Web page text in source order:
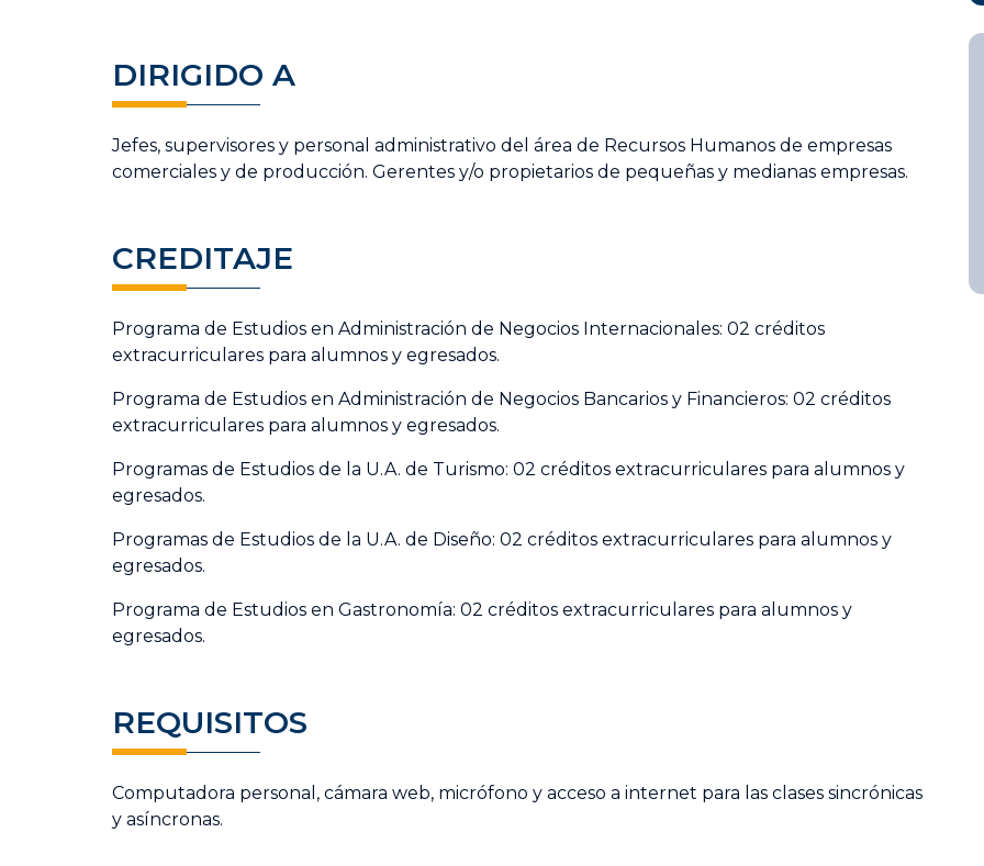
DIRIGIDO A
Jefes, supervisores y personal administrativo del área de Recursos Humanos de empresas
comerciales y de producción. Gerentes y/o propietarios de pequeñas y medianas empresas.
CREDITAJE
Programa de Estudios en Administración de Negocios Internacionales: 02 créditos
extracurriculares para alumnos y egresados.
Programa de Estudios en Administración de Negocios Bancarios y Financieros: 02 créditos
extracurriculares para alumnos y egresados.
Programas de Estudios de la U.A. de Turismo: 02 créditos extracurriculares para alumnos y
egresados.
Programas de Estudios de la U.A. de Diseño: 02 créditos extracurriculares para alumnos y
egresados.
Programa de Estudios en Gastronomía: 02 créditos extracurriculares para alumnos y
egresados.
REQUISITOS
Computadora personal, cámara web, micrófono y acceso a internet para las clases sincrónicas
y asíncronas.